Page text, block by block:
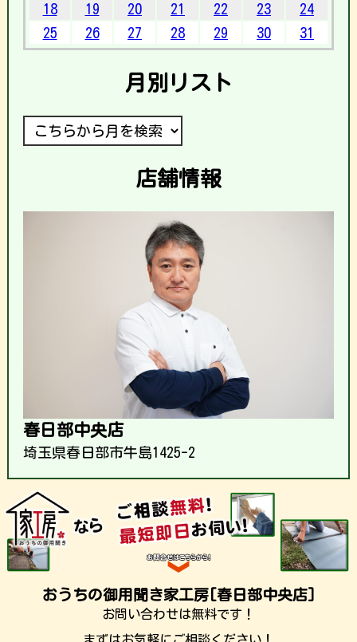
18
19 20 21 22 23
24
25
26 27 28 29 30 31
月別リスト
店舗情報
春日部中央店
埼玉県春日部市牛島1425-2
おうちの御用聞き家工房[春日部中央店]
お問い合わせは無料です！